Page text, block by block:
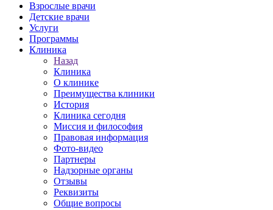
Взрослые врачи
Детские врачи
Услуги
Программы
Клиника
Назад
Клиника
О клинике
Преимущества клиники
История
Клиника сегодня
Миссия и философия
Правовая информация
Фото-видео
Партнеры
Надзорные органы
Отзывы
Реквизиты
Общие вопросы